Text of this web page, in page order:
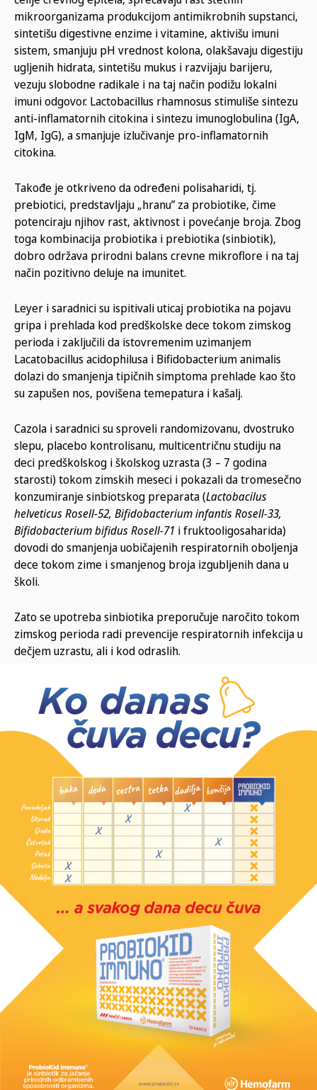
mikroorganizama produkcijom antimikrobnih supstanci,
sintetišu digestivne enzime i vitamine, aktivišu imuni
sistem, smanjuju pH vrednost kolona, olakšavaju digestiju
ugljenih hidrata, sintetišu mukus i razvijaju barijeru,
vezuju slobodne radikale i na taj način podižu lokalni
imuni odgovor. Lactobacillus rhamnosus stimuliše sintezu
anti-inflamatornih citokina i sintezu imunoglobulina (IgA,
IgM, IgG), a smanjuje izlučivanje pro-inflamatornih
citokina.
Takođe je otkriveno da određeni polisaharidi, tj.
prebiotici, predstavljaju „hranu” za probiotike, čime
potenciraju njihov rast, aktivnost i povećanje broja. Zbog
toga kombinacija probiotika i prebiotika (sinbiotik),
dobro održava prirodni balans crevne mikroflore i na taj
način pozitivno deluje na imunitet.
Leyer i saradnici su ispitivali uticaj probiotika na pojavu
gripa i prehlada kod predškolske dece tokom zimskog
perioda i zaključili da istovremenim uzimanjem
Lacatobacillus acidophilusa i Bifidobacterium animalis
dolazi do smanjenja tipičnih simptoma prehlade kao što
su zapušen nos, povišena temepatura i kašalj.
Cazola i saradnici su sproveli randomizovanu, dvostruko
slepu, placebo kontrolisanu, multicentričnu studiju na
deci predškolskog i školskog uzrasta (3 – 7 godina
starosti) tokom zimskih meseci i pokazali da tromesečno
konzumiranje sinbiotskog preparata (Lactobacilus
helveticus Rosell-52, Bifidobacterium infantis Rosell-33,
Bifidobacterium bifidus Rosell-71 i fruktooligosaharida)
dovodi do smanjenja uobičajenih respiratornih oboljenja
dece tokom zime i smanjenog broja izgubljenih dana u
školi.
Zato se upotreba sinbiotika preporučuje naročito tokom
zimskog perioda radi prevencije respiratornih infekcija u
dečjem uzrastu, ali i kod odraslih.